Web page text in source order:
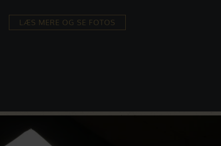
LÆS MERE OG SE FOTOS